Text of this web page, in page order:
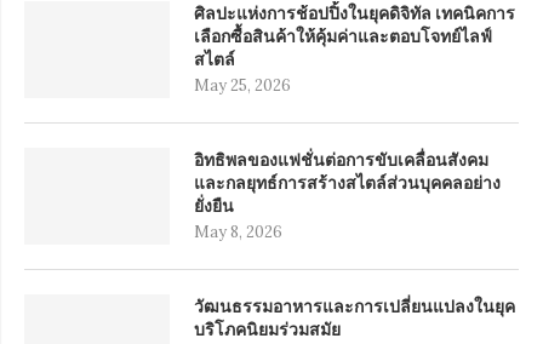
ศิลปะแห่งการช้อปปิ้งในยุคดิจิทัล เทคนิคการ
เลือกซื้อสินค้าให้คุ้มค่าและตอบโจทย์ไลฟ์
สไตล์
May 25, 2026
อิทธิพลของแฟชั่นต่อการขับเคลื่อนสังคม
และกลยุทธ์การสร้างสไตล์ส่วนบุคคลอย่าง
ยั่งยืน
May 8, 2026
วัฒนธรรมอาหารและการเปลี่ยนแปลงในยุค
บริโภคนิยมร่วมสมัย